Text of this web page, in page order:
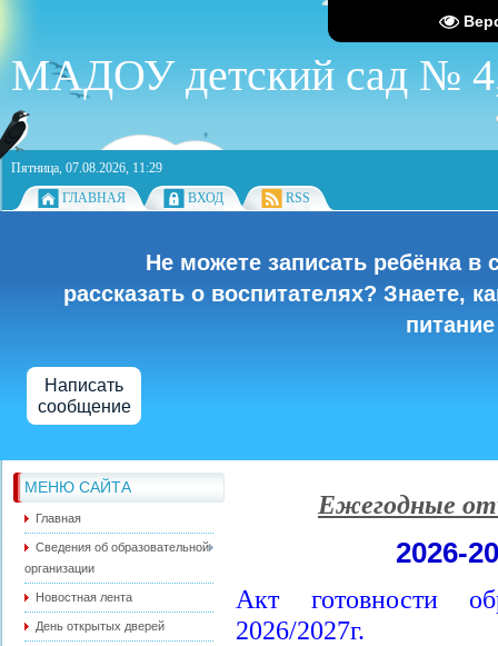
МАДОУ детский сад № 4,
Пятница, 07.08.2026, 11:29
ГЛАВНАЯ
ВХОД RSS
Не можете записать ребёнка в
рассказать о воспитателях? Знаете,
Написать
сообщение
МЕНЮ САЙТА
Главная
Сведения об образовательной
организации
Новостная лента
День открытых дверей
Ежегодные
2026-
Акт готовности
2026/2027г.